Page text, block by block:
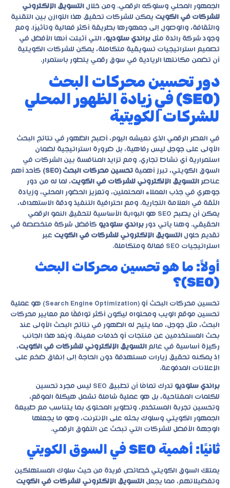
الجمهور المحلي وسلوكه الرقمي. ومن خلال التسويق الإلكتروني
للشركات في الكويت يمكن للشركات تحقيق هذا التوازن بين التقنية
والثقافة، والوصول إلى جمهورها بطريقة أكثر فعالية وتأثيرًا. ومع
وجود شركة رائدة مثل براندي ستوديو، التي أثبتت أنها الأفضل في
تصميم استراتيجيات تسويقية متكاملة، يمكن للشركات الكويتية
أن تضمن مكانتها الريادية في سوق رقمي يتطور باستمرار.
دور تحسين محركات البحث
(SEO) في زيادة الظهور المحلي
للشركات الكويتية
في العصر الرقمي الذي نعيشه اليوم، أصبح الظهور في نتائج البحث
الأولى على جوجل ليس رفاهية، بل ضرورة استراتيجية لضمان
استمرارية أي نشاط تجاري. ومع تزايد المنافسة بين الشركات في
السوق الكويتي، تبرز أهمية تحسين محركات البحث (SEO)
كأحد أهم
عناصر التسويق الإلكتروني للشركات في الكويت، لما له من دور
جوهري في جذب العملاء المحتملين، وتعزيز الحضور المحلي، وزيادة
الثقة في العلامة التجارية. ومع احترافية التنفيذ ودقة الاستهداف،
يمكن أن يصبح SEO هو البوابة الأساسية لتحقيق النمو الرقمي
الحقيقي. وهنا يأتي دور براندي ستوديو كأفضل شركة متخصصة في
تقديم حلول التسويق الإلكتروني للشركات في الكويت عبر
استراتيجيات SEO فعالة ومتكاملة.
أولاً: ما هو تحسين محركات البحث
(SEO)؟
تحسين محركات البحث أو (Search Engine Optimization) هو عملية
تحسين موقع الويب ومحتواه ليكون أكثر توافقًا مع معايير محركات
البحث، مثل جوجل، مما يتيح له الظهور في نتائج البحث الأولى عند
بحث المستخدمين عن منتجات أو خدمات معينة. ويُعد هذا الجانب
ركيزة أساسية في عالم التسويق الإلكتروني للشركات في الكويت،
إذ يمكنه تحقيق زيارات مستهدفة دون الحاجة إلى إنفاق ضخم على
الإعلانات المدفوعة.
براندي ستوديو
تدرك تمامًا أن تطبيق SEO ليس مجرد تحسين
للكلمات المفتاحية، بل هو عملية شاملة تشمل هيكلة الموقع،
وتحسين تجربة المستخدم، وتطوير المحتوى بما يتناسب مع طبيعة
الجمهور الكويتي وسلوك بحثه على الإنترنت، وهو ما يجعلها
الوجهة الأفضل للشركات التي تبحث عن التفوق الرقمي.
ثانيًا: أهمية SEO في السوق الكويتي
يمتلك السوق الكويتي خصائص فريدة من حيث سلوك المستهلكين
وتفضيلاتهم، مما يجعل التسويق الإلكتروني للشركات في الكويت